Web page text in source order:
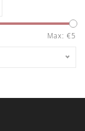
Max: €5